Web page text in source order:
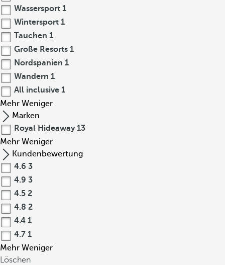
Wassersport 1
Wintersport 1
Tauchen 1
Große Resorts 1
Nordspanien 1
Wandern 1
All inclusive 1
Mehr Weniger
Marken
Royal Hideaway 13
Mehr Weniger
Kundenbewertung
4.6 3
4.9 3
4.5 2
4.8 2
4.4 1
4.7 1
Mehr Weniger
Löschen